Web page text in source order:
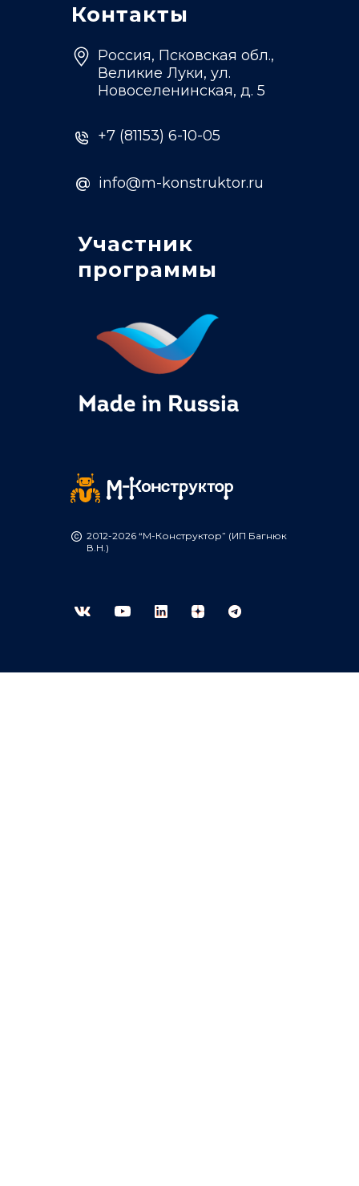
Участник
программы
2012-2026 “М-Конструктор” (ИП Багнюк
В.Н.)
Контакты
Россия, Псковская обл.,
Великие Луки, ул.
Новоселенинская, д. 5
@ info@m-konstruktor.ru
+7 (81153) 6-10-05